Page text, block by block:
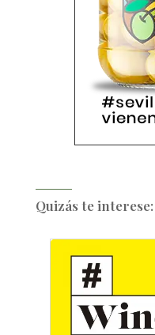
Quizás te interese: